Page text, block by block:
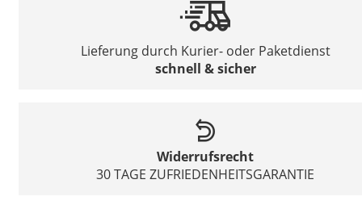
Lieferung durch Kurier- oder Paketdienst
schnell & sicher
Widerrufsrecht
30 TAGE ZUFRIEDENHEITSGARANTIE